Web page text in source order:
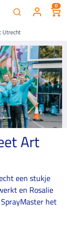
0
Utrecht
Art
een stukje
en Rosalie
het